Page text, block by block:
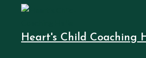
springenHeart's Child Coaching